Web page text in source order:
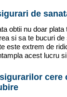
de
obtii nu doar
si sa te bucuri
este extrem de
acest lucru